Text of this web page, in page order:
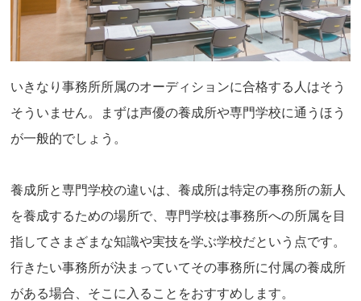
いきなり事務所所属のオーディションに合格する人はそう
そういません。まずは声優の養成所や専門学校に通うほう
が一般的でしょう。
養成所と専門学校の違いは、養成所は特定の事務所の新人
を養成するための場所で、専門学校は事務所への所属を目
指してさまざまな知識や実技を学ぶ学校だという点です。
行きたい事務所が決まっていてその事務所に付属の養成所
がある場合、そこに入ることをおすすめします。